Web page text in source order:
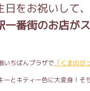
日をお祝いして、
一番街のお店が
いちばんプラザで 「くまの
ーとキティ一色に大変身！そ
ション
ンサート